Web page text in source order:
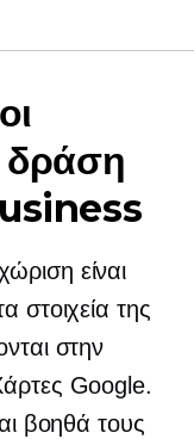
δράση
είναι
στοιχεία της
στην
Google.
βοηθά τους